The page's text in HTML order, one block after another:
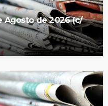
Agosto de 2026 (c/